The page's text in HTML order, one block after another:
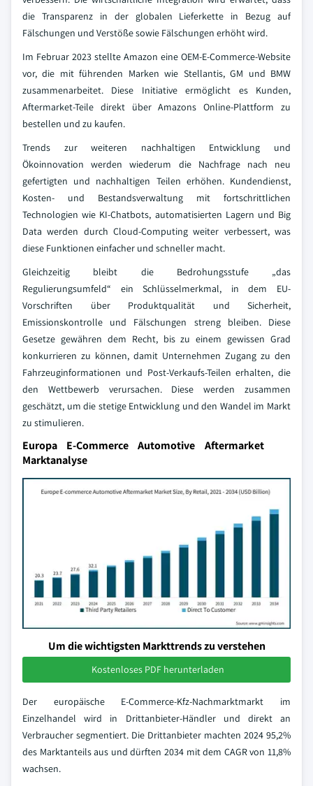
die Transparenz in der globalen Lieferkette in Bezug auf
Fälschungen und Verstöße sowie Fälschungen erhöht wird.
Im Februar 2023 stellte Amazon eine OEM-E-Commerce-Website
vor, die mit führenden Marken wie Stellantis, GM und BMW
zusammenarbeitet. Diese Initiative ermöglicht es Kunden,
Aftermarket-Teile direkt über Amazons Online-Plattform zu
bestellen und zu kaufen.
Trends zur weiteren nachhaltigen Entwicklung und
Ökoinnovation werden wiederum die Nachfrage nach neu
gefertigten und nachhaltigen Teilen erhöhen. Kundendienst,
Kosten- und Bestandsverwaltung mit fortschrittlichen
Technologien wie KI-Chatbots, automatisierten Lagern und Big
Data werden durch Cloud-Computing weiter verbessert, was
diese Funktionen einfacher und schneller macht.
Gleichzeitig bleibt die Bedrohungsstufe „das
Regulierungsumfeld“ ein Schlüsselmerkmal, in dem EU-
Vorschriften über Produktqualität und Sicherheit,
Emissionskontrolle und Fälschungen streng bleiben. Diese
Gesetze gewähren dem Recht, bis zu einem gewissen Grad
konkurrieren zu können, damit Unternehmen Zugang zu den
Fahrzeuginformationen und Post-Verkaufs-Teilen erhalten, die
den Wettbewerb verursachen. Diese werden zusammen
geschätzt, um die stetige Entwicklung und den Wandel im Markt
zu stimulieren.
Europa E-Commerce Automotive Aftermarket
Marktanalyse
Um die wichtigsten Markttrends zu verstehen
Kostenloses PDF herunterladen
Der europäische E-Commerce-Kfz-Nachmarktmarkt im
Einzelhandel wird in Drittanbieter-Händler und direkt an
Verbraucher segmentiert. Die Drittanbieter machten 2024 95,2%
des Marktanteils aus und dürften 2034 mit dem CAGR von 11,8%
wachsen.